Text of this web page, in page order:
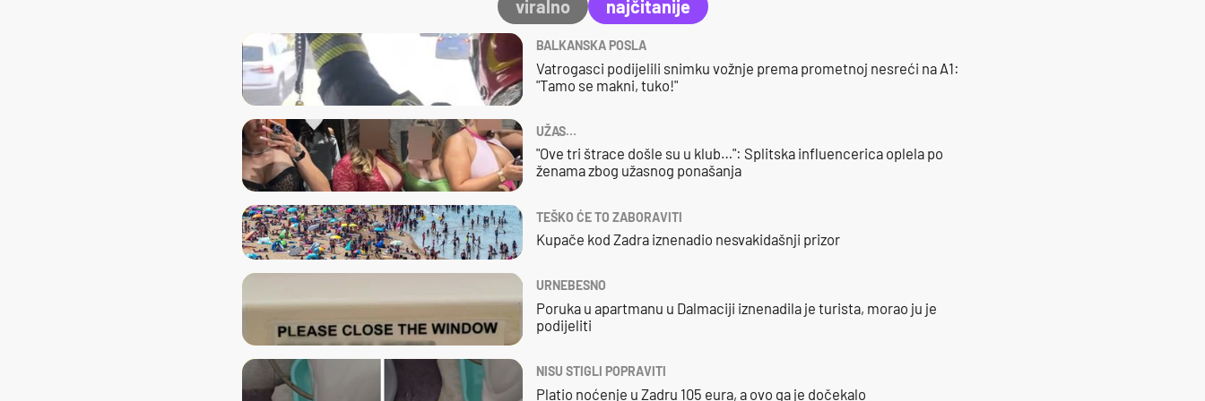
viralno najčitanije
BALKANSKA POSLA
Vatrogasci podijelili snimku vožnje prema prometnoj nesreći na A1:
"Tamo se makni, tuko!"
UŽAS…
"Ove tri štrace došle su u klub…": Splitska influencerica oplela po
ženama zbog užasnog ponašanja
TEŠKO ĆE TO ZABORAVITI
Kupače kod Zadra iznenadio nesvakidašnji prizor
URNEBESNO
Poruka u apartmanu u Dalmaciji iznenadila je turista, morao ju je
podijeliti
NISU STIGLI POPRAVITI
Platio noćenje u Zadru 105 eura, a ovo ga je dočekalo